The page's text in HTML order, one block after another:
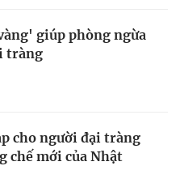
giúp phòng ngừa
tràng
cho người đại tràng
chế mới của Nhật